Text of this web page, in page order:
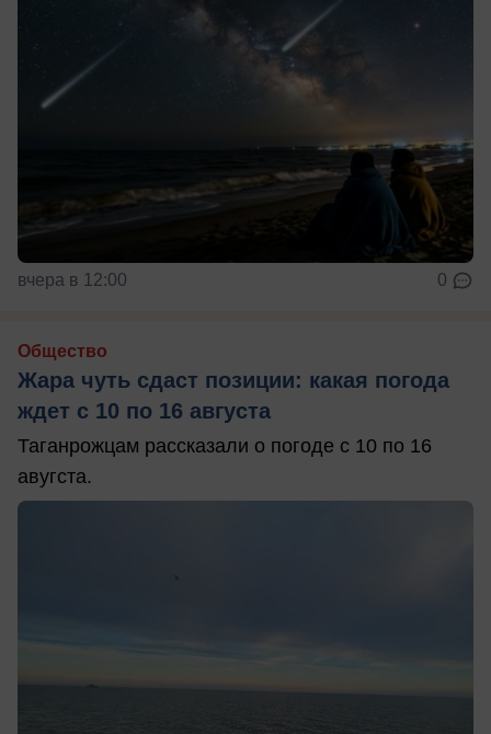
вчера в 12:00 0
Общество
Жара чуть сдаст позиции: какая погода
ждет с 10 по 16 августа
Таганрожцам рассказали о погоде с 10 по 16
авугста.